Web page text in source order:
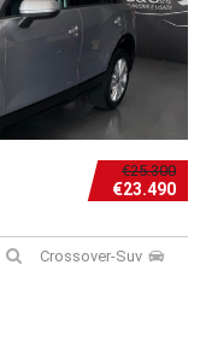
€25.300
€23.490
Crossover-Suv